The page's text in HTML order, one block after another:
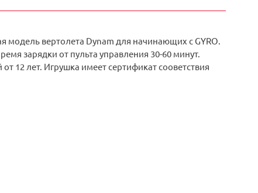
модель вертолета Dynam для начинающих с GYRO.
зарядки от пульта управления 30-60 минут.
12 лет. Игрушка имеет сертификат сооветствия